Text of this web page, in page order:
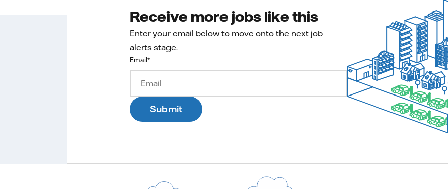
Receive more jobs like this
Enter your email below to move onto the next job
alerts stage.
Email*
Submit